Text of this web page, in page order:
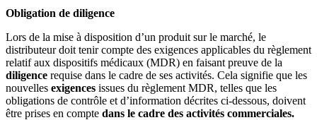
Obligation de diligence
Lors de la mise à disposition d’un produit sur le marché, le
distributeur doit tenir compte des exigences applicables du règlement
relatif aux dispositifs médicaux (MDR) en faisant preuve de la
diligence requise dans le cadre de ses activités. Cela signifie que les
nouvelles exigences issues du règlement MDR, telles que les
obligations de contrôle et d’information décrites ci-dessous, doivent
être prises en compte dans le cadre des activités commerciales.